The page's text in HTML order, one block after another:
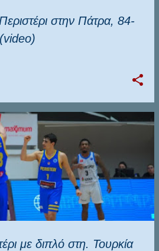
στην Πάτρα, 84-
με διπλό στη. Τουρκία